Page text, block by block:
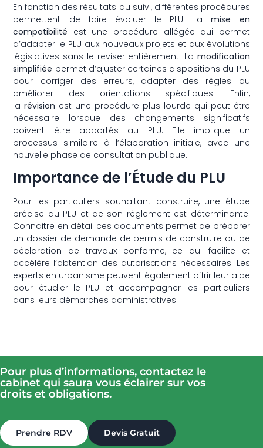
En fonction des résultats du suivi, différentes procédures
permettent de faire évoluer le PLU. Lamise en
compatibilité est une procédure allégée qui permet
d’adapter le PLU aux nouveaux projets et aux évolutions
législatives sans le reviser entièrement. La modification
simplifiée permet d’ajuster certaines dispositions du PLU
pour corriger des erreurs, adapter des règles ou
améliorer des orientations spécifiques. Enfin,
larévision est une procédure plus lourde qui peut être
nécessaire lorsque des changements significatifs
doivent être apportés au PLU. Elle implique un
processus similaire à l’élaboration initiale, avec une
nouvelle phase de consultation publique.
Importance de l’Étude du PLU
Pour les particuliers souhaitant construire, une étude
précise du PLU et de son règlement est déterminante.
Connaitre en détail ces documents permet de préparer
un dossier de demande de permis de construire ou de
déclaration de travaux conforme, ce qui facilite et
accélère l’obtention des autorisations nécessaires. Les
experts en urbanisme peuvent également offrir leur aide
pour étudier le PLU et accompagner les particuliers
dans leurs démarches administratives.
Prendre RDV Devis Gratuit
Pour plus d’informations, contactez le
cabinet qui saura vous éclairer sur vos
droits et obligations.